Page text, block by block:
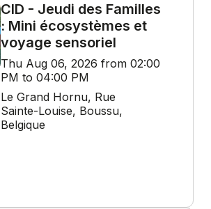
CID - Jeudi des Familles
: Mini écosystèmes et
voyage sensoriel
Thu Aug 06, 2026 from 02:00
PM to 04:00 PM
Le Grand Hornu, Rue
Sainte-Louise, Boussu,
Belgique